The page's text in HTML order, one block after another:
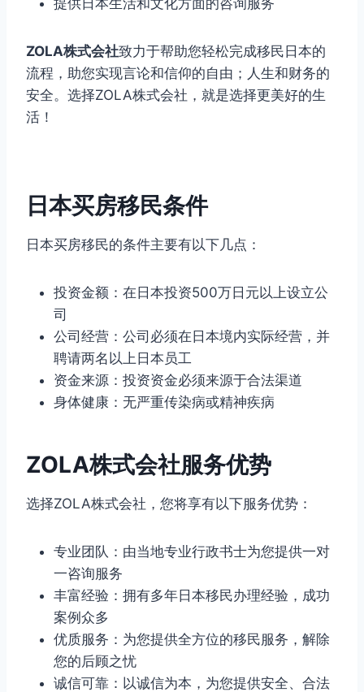
ZOLA株式会社致力于帮助您轻松完成移民日本的
流程，助您实现言论和信仰的自由；人生和财务的
安全。选择ZOLA株式会社，就是选择更美好的生
活！
日本买房移民条件
日本买房移民的条件主要有以下几点：
投资金额：在日本投资500万日元以上设立公
司
公司经营：公司必须在日本境内实际经营，并
聘请两名以上日本员工
资金来源：投资资金必须来源于合法渠道
身体健康：无严重传染病或精神疾病
ZOLA株式会社服务优势
选择ZOLA株式会社，您将享有以下服务优势：
专业团队：由当地专业行政书士为您提供一对
一咨询服务
丰富经验：拥有多年日本移民办理经验，成功
案例众多
优质服务：为您提供全方位的移民服务，解除
您的后顾之忧
诚信可靠：以诚信为本，为您提供安全、合法